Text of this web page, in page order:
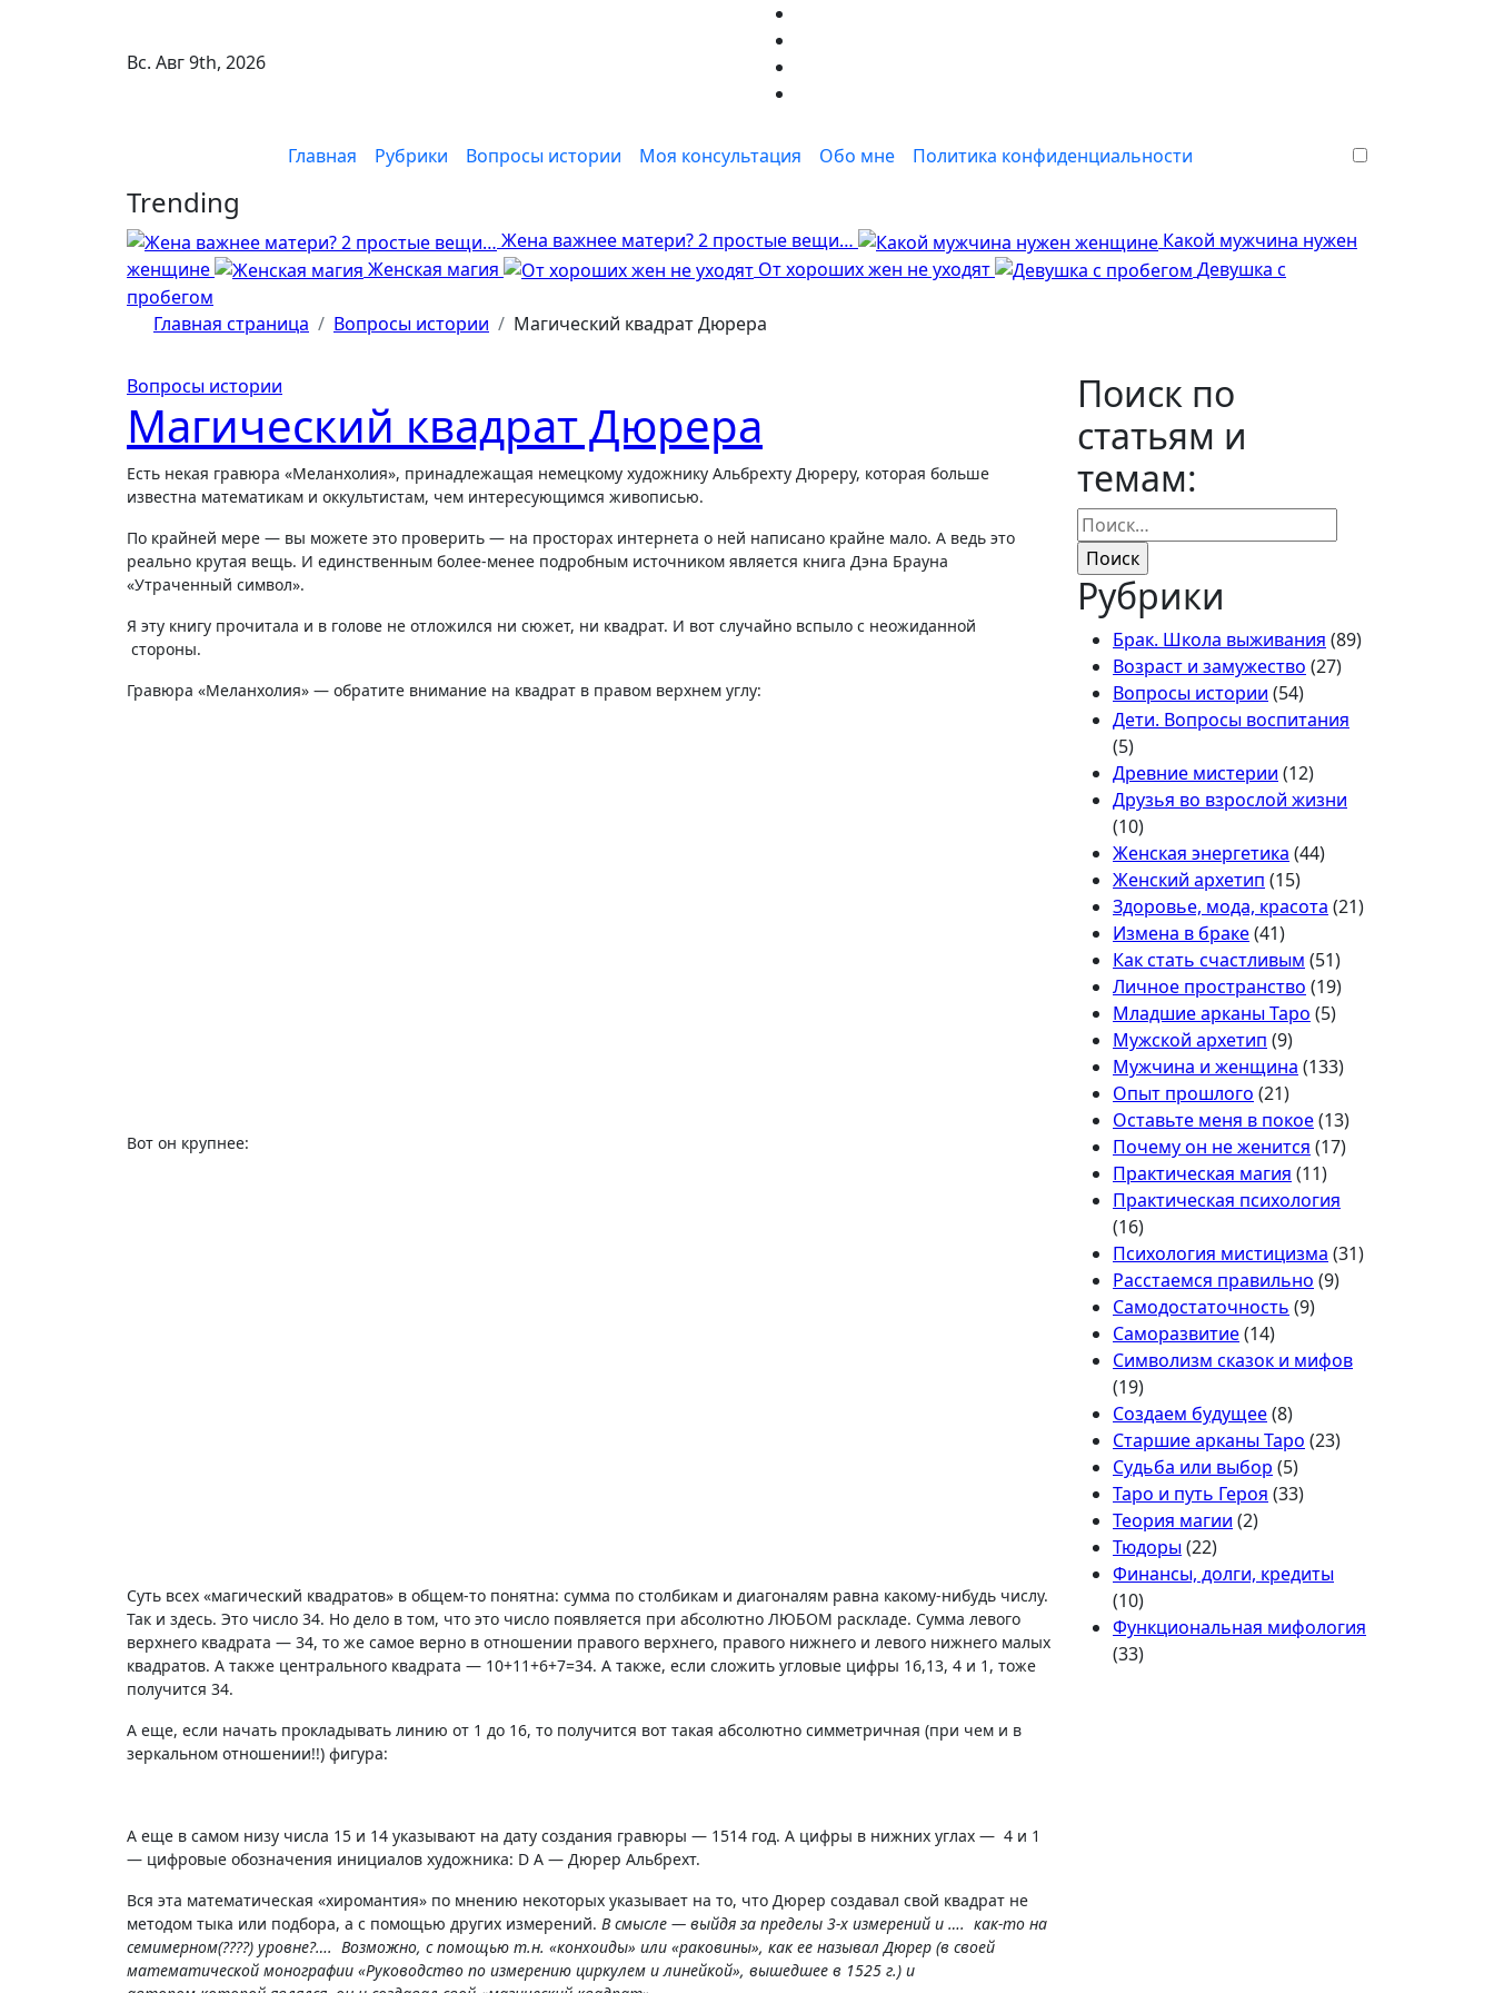
Вс. Авг 9th, 2026
Главная Рубрики Вопросы истории Моя консультация Обо мне Политика конфиденциальности
Trending
Жена важнее матери? 2 простые вещи…
Какой мужчина нужен
женщине
Женская магия От хороших жен не уходят
Девушка с
пробегом
Главная страница
Вопросы истории Магический квадрат Дюрера
Вопросы истории
Магический квадрат Дюрера
Есть некая гравюра «Меланхолия», принадлежащая немецкому художнику Альбрехту Дюреру, которая больше
известна математикам и оккультистам, чем интересующимся живописью.
По крайней мере — вы можете это проверить — на просторах интернета о ней написано крайне мало. А ведь это
реально крутая вещь. И единственным более-менее подробным источником является книга Дэна Брауна
«Утраченный символ».
Я эту книгу прочитала и в голове не отложился ни сюжет, ни квадрат. И вот случайно вспыло с неожиданной
стороны.
Гравюра «Меланхолия» — обратите внимание на квадрат в правом верхнем углу:
Вот он крупнее:
Суть всех «магический квадратов» в общем-то понятна: сумма по столбикам и диагоналям равна какому-нибудь числу.
Так и здесь. Это число 34. Но дело в том, что это число появляется при абсолютно ЛЮБОМ раскладе. Сумма левого
верхнего квадрата — 34, то же самое верно в отношении правого верхнего, правого нижнего и левого нижнего малых
квадратов. А также центрального квадрата — 10+11+6+7=34. А также, если сложить угловые цифры 16,13, 4 и 1, тоже
получится 34.
А еще, если начать прокладывать линию от 1 до 16, то получится вот такая абсолютно симметричная (при чем и в
зеркальном отношении!!) фигура:
А еще в самом низу числа 15 и 14 указывают на дату создания гравюры — 1514 год. А цифры в нижних углах — 4 и 1
— цифровые обозначения инициалов художника: D А — Дюрер Альбрехт.
Вся эта математическая «хиромантия» по мнению некоторых указывает на то, что Дюрер создавал свой квадрат не
методом тыка или подбора, а с помощью других измерений. В смысле — выйдя за пределы 3-х измерений и …. как-то на
семимерном(????) уровне?…. Возможно, с помощью т.н. «конхоиды» или «раковины», как ее называл Дюрер (в своей
математической монографии «Руководство по измерению циркулем и линейкой», вышедшее в 1525 г.) и
Поиск по
статьям и
темам:
Найти:
Рубрики
Брак. Школа выживания (89)
Возраст и замужество (27)
Вопросы истории (54)
Дети. Вопросы воспитания
(5)
Древние мистерии (12)
Друзья во взрослой жизни
(10)
Женская энергетика (44)
Женский архетип (15)
Здоровье, мода, красота (21)
Измена в браке(41)
Как стать счастливым (51)
Личное пространство (19)
Младшие арканы Таро (5)
Мужской архетип (9)
Мужчина и женщина (133)
Опыт прошлого (21)
Оставьте меня в покое(13)
Почему он не женится (17)
Практическая магия (11)
Практическая психология
(16)
Психология мистицизма (31)
Расстаемся правильно (9)
Самодостаточность (9)
Саморазвитие(14)
Символизм сказок и мифов
(19)
Создаем будущее(8)
Старшие арканы Таро (23)
Судьба или выбор (5)
Таро и путь Героя (33)
Теория магии (2)
Тюдоры(22)
Финансы, долги, кредиты
(10)
Функциональная мифология
(33)